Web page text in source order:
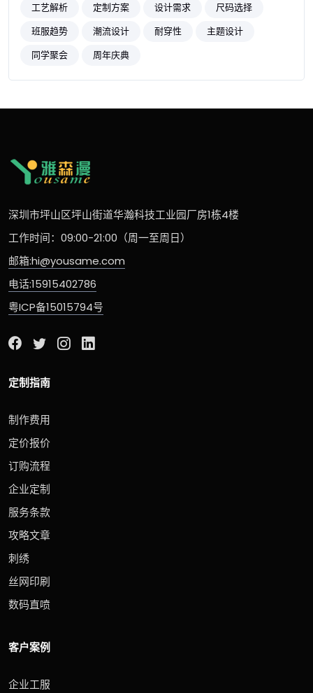
工艺解析
定制方案 设计需求
尺码选择
班服趋势
潮流设计 耐穿性
主题设计
同学聚会
周年庆典
深圳市坪山区坪山街道华瀚科技工业园厂房1栋4楼
工作时间：09:00-21:00（周一至周日）
邮箱:hi@yousame.com
电话:15915402786
粤ICP备15015794号
定制指南
制作费用
定价报价
订购流程
企业定制
服务条款
攻略文章
刺绣
丝网印刷
数码直喷
客户案例
企业工服